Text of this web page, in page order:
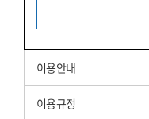
이용안내
이용규정